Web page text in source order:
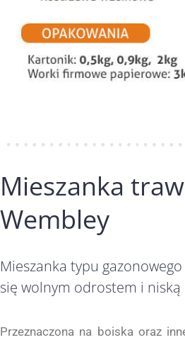
Mieszanka
Wembley
Mieszanka typu
się wolnym odrostem i niską
Przeznaczona na boiska oraz